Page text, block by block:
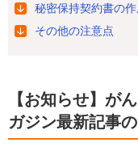
秘密保持契約書の
その他の注意点
【お知らせ】が
ガジン最新記事